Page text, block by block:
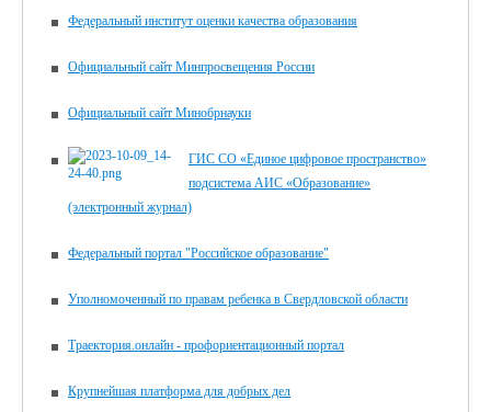
Федеральный институт оценки качества образования
Официальный сайт Минпросвещения России
Официальный сайт Минобрнауки
ГИС СО «Единое цифровое пространство»
подсистема АИС «Образование»
(электронный журнал)
Федеральный портал "Российское образование"
Уполномоченный по правам ребенка в Свердловской области
Траектория.онлайн - профориентационный портал
Крупнейшая платформа для добрых дел